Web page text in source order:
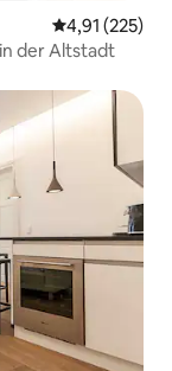
4,91 (225)
der Altstadt